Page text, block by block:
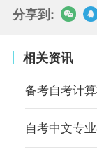
分享到:
相关资讯
备考自考计
自考中文专